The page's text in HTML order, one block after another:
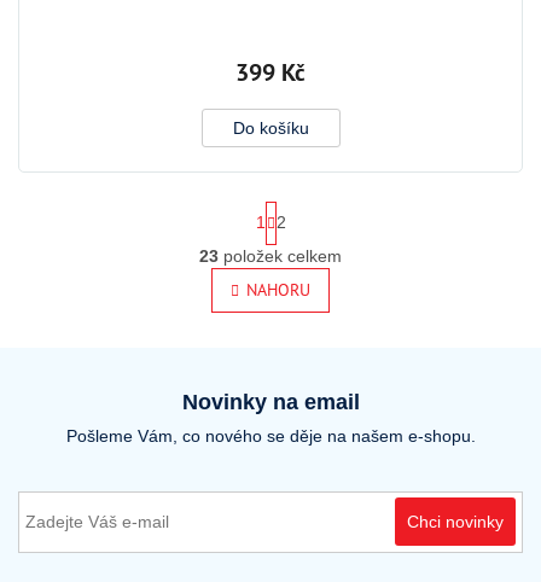
399 Kč
Do košíku
O
v
l
c
í
p
v
S
t
r
á
n
k
n
1
2
23 položek celkem
NAHORU
Novinky na email
Pošleme Vám, co nového se děje na našem e-shopu.
Chci novinky